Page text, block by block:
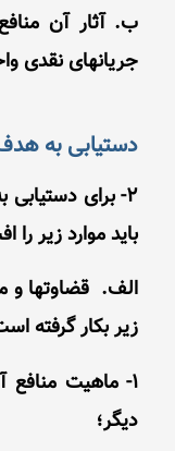
ب. آثار آن
جریانهای نقدی
دستیابی به
باید موارد زیر را
الف. قضاوتها و
زیر بکار گرفته
1- ماهیت
دیگر؛